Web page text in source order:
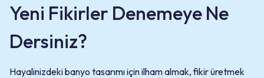
Yeni Fikirler Denemeye Ne
Dersiniz?
Hayalinizdeki banyo tasarımı için ilham almak, fikir üretmek